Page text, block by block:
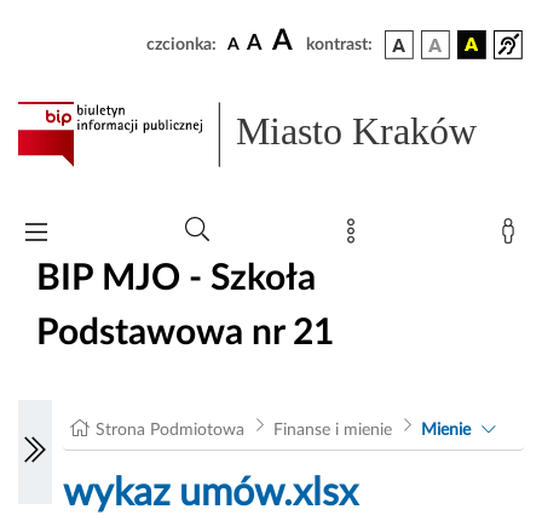
czcionka: A A A kontrast:
Miasto Kraków
BIP MJO - Szkoła
Podstawowa nr 21
Strona Podmiotowa Finanse i mienie Mienie
wykaz umów.xlsx